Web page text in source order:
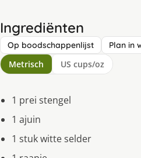
Ingrediënten
Op boodschappenlijst Plan in
Metrisch US cups/oz
1 prei stengel
1 ajuin
1 stuk witte selder